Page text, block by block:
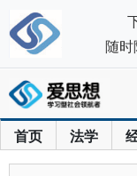
首页 法学
随